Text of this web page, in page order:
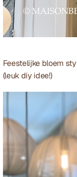
Feestelijke bloem
(leuk diy idee!)